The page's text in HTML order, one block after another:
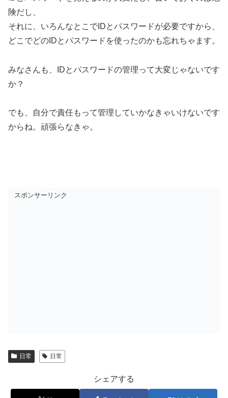
険だし、
それに、いろんなとこでIDとパスワードが必要ですから、
どこでどのIDとパスワードを使ったのかも忘れちゃます。
みなさんも、IDとパスワードの管理って大変じゃないです
か？
でも、自分で責任もって管理していかなきゃいけないです
からね。頑張らなきゃ。
スポンサーリンク
日常 日常
シェアする